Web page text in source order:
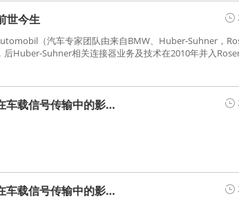
世今生
（汽车专家团队由来自BMW、Huber-Suhner，
Huber-Suhner相关连接器业务及技术在2010年并入
用于车载收音机天线连接，如今FAKRA已成为汽车行业通
用。
车载信号传输中的影响
车载信号传输中的影响